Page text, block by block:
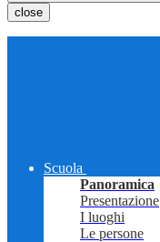
close
Scuola
Panoramica
Presentazione
I luoghi
Le persone